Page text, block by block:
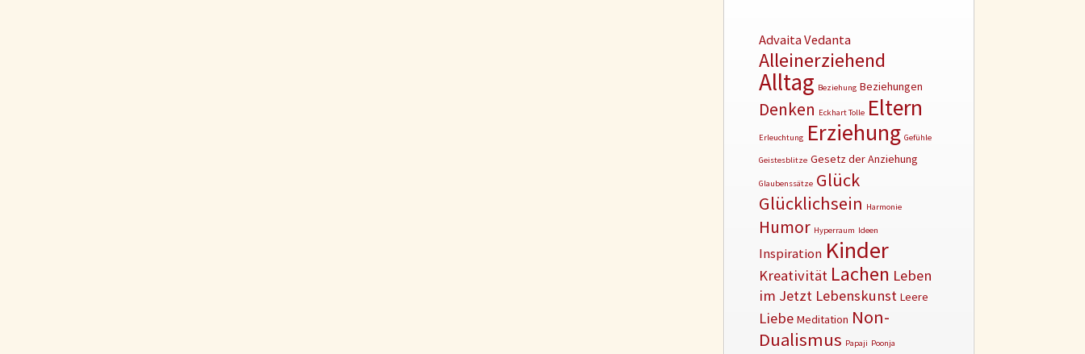
Advaita Vedanta
Alleinerziehend
Alltag Beziehung Beziehungen
Denken Eckhart Tolle Eltern
Erleuchtung Erziehung Gefühle
Geistesblitze Gesetz der Anziehung
Glaubenssätze Glück
Glücklichsein Harmonie
Humor Hyperraum Ideen
Inspiration Kinder
Kreativität Lachen Leben
im Jetzt Lebenskunst Leere
Liebe Meditation Non-
Dualismus Papaji Poonja